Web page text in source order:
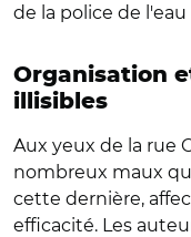
de la police de
Organisation
illisibles
Aux yeux de la rue
nombreux maux
cette dernière,
efficacité. Les